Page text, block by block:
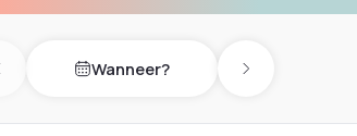
dayWanneer? Next day